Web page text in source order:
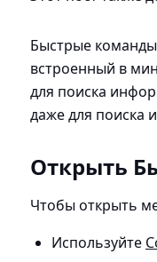
Быстрые
встроенный в
для поиска
даже для поиска
Открыть
Чтобы открыть
Используйте